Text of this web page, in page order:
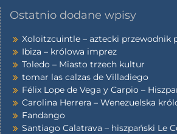
Ostatnio dodane wpisy
Xoloitzcuintle – aztecki przewodnik
Ibiza – królowa imprez
Toledo – Miasto trzech kultur
tomar las calzas de Villadiego
Félix Lope de Vega y Carpio –
Carolina Herrera – Wenezuelska
Fandango
Santiago Calatrava – hiszpański Le